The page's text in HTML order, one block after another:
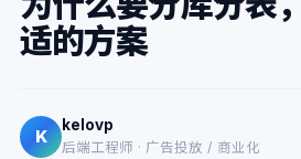
适的方案
K
kelovp
后端工程师 · 广告投放 / 商业化